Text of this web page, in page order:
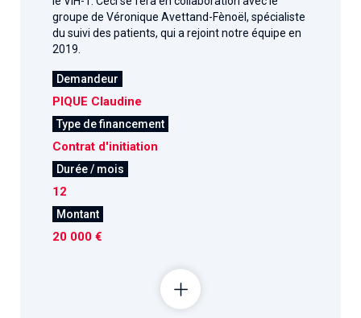
groupe de Véronique Avettand-Fènoël, spécialiste
du suivi des patients, qui a rejoint notre équipe en
2019.
Demandeur
PIQUE Claudine
Type de financement
Contrat d'initiation
Durée / mois
12
Montant
20 000 €